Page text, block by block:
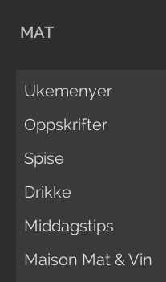
MAT
Ukemenyer
Oppskrifter
Spise
Drikke
Middagstips
Maison Mat & Vin